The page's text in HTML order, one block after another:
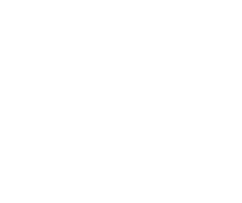
für die Zukunft von Schwabach durch!